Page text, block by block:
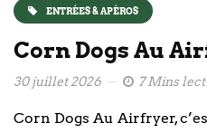
ENTRÉES & APÉROS
Corn Dogs Au
30 juillet 2026 7 Mins
Corn Dogs Au Airfryer,